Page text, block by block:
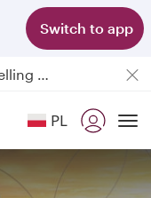
Switch to app
Passengers flying between Doha and Auckland on QR914 and QR915
18 June 2026: Updates on Travelling with Power Banks
Qatar Airways Expands Global Network to over 160 Destinations PL